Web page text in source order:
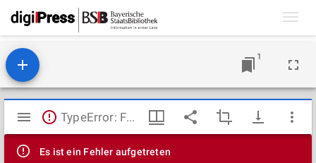
1
Mirador
Viewer
TypeError: Failed to fetch
Es ist ein Fehler aufgetreten